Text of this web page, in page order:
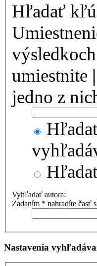
Hľadať
umiestnite |
jedno z
Vyhľadať autora:
Zadaním * nahradíte časť
Nastavenia